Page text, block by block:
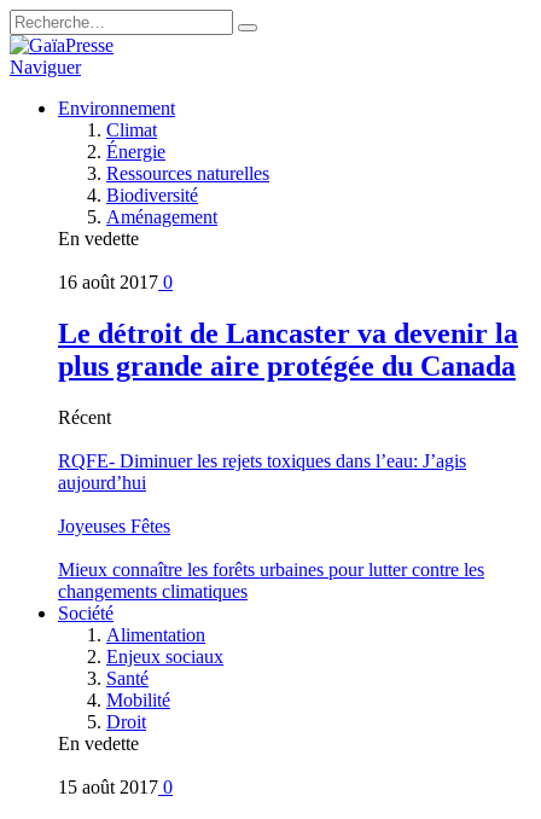
Naviguer
Environnement
Climat
Énergie
Ressources naturelles
Biodiversité
Aménagement
En vedette
16 août 2017 0
Le détroit de Lancaster va devenir la
plus grande aire protégée du Canada
Récent
RQFE- Diminuer les rejets toxiques dans l’eau: J’agis
aujourd’hui
Joyeuses Fêtes
Mieux connaître les forêts urbaines pour lutter contre les
changements climatiques
Société
Alimentation
Enjeux sociaux
Santé
Mobilité
Droit
En vedette
15 août 2017 0